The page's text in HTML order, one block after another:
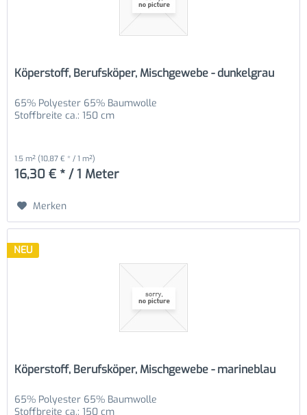
Köperstoff, Berufsköper, Mischgewebe - dunkelgrau
65% Polyester 65% Baumwolle
Stoffbreite ca.: 150 cm
1.5 m² (10,87 € * / 1 m²)
16,30 € * / 1 Meter
Merken
NEU
Köperstoff, Berufsköper, Mischgewebe - marineblau
65% Polyester 65% Baumwolle
Stoffbreite ca.: 150 cm